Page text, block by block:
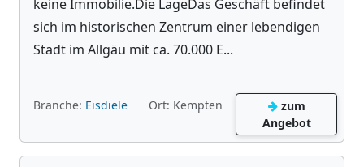
keine Immobilie.Die LageDas Geschäft befindet
sich im historischen Zentrum einer lebendigen
Stadt im Allgäu mit ca. 70.000 E...
Branche: Eisdiele Ort: Kempten
zum
Angebot